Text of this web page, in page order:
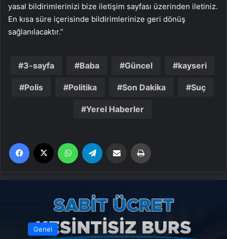
yasal bildirimlerinizi bize iletişim sayfası üzerinden iletiniz.
En kısa süre içerisinde bildirimlerinize geri dönüş
sağlanılacaktır.”
3-sayfa Baba Güncel kayseri
Polis Politika Son Dakika Suç
Yerel Haberler
Facebook WhatsApp Email'den paylaş
Genel